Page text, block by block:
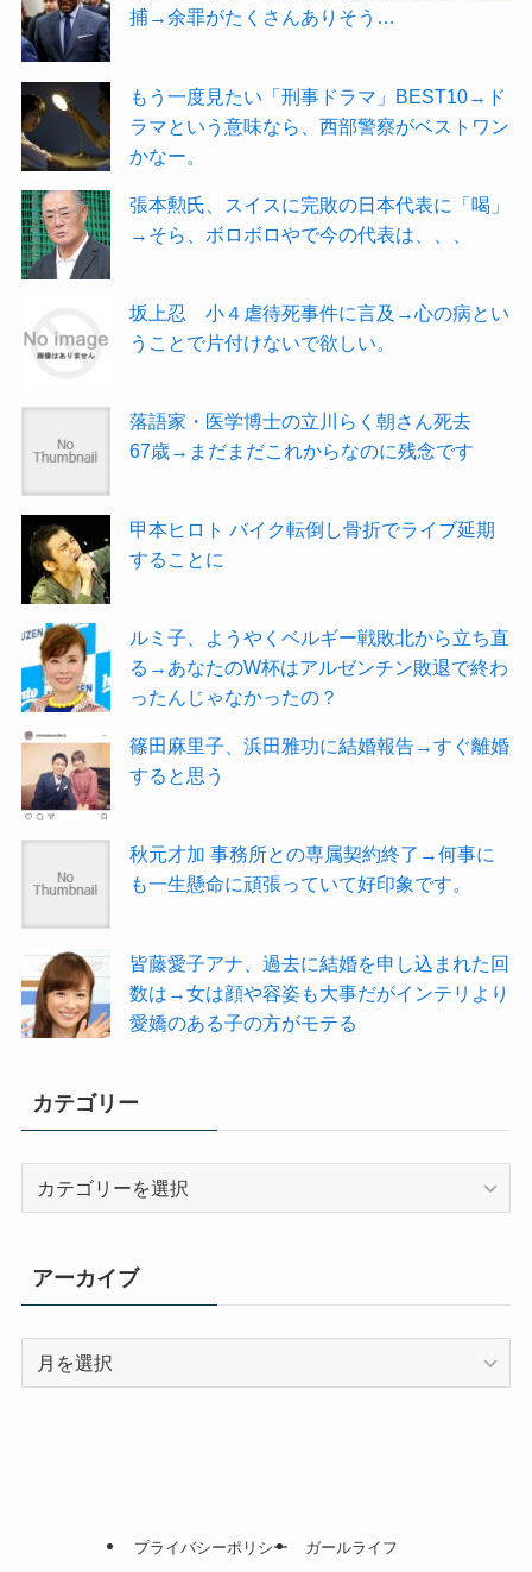
捕→余罪がたくさんありそう…
もう一度見たい「刑事ドラマ」BEST10→ド
ラマという意味なら、西部警察がベストワン
かなー。
張本勲氏、スイスに完敗の日本代表に「喝」
→そら、ボロボロやで今の代表は、、、
坂上忍 小４虐待死事件に言及→心の病とい
うことで片付けないで欲しい。
落語家・医学博士の立川らく朝さん死去
67歳→まだまだこれからなのに残念です
甲本ヒロト バイク転倒し骨折でライブ延期
することに
ルミ子、ようやくベルギー戦敗北から立ち直
る→あなたのW杯はアルゼンチン敗退で終わ
ったんじゃなかったの？
篠田麻里子、浜田雅功に結婚報告→すぐ離婚
すると思う
秋元才加 事務所との専属契約終了→何事に
も一生懸命に頑張っていて好印象です。
皆藤愛子アナ、過去に結婚を申し込まれた回
数は→女は顔や容姿も大事だがインテリより
愛嬌のある子の方がモテる
カテゴリー
ー
アーカイブ
プライバシーポリシー ガールライフ